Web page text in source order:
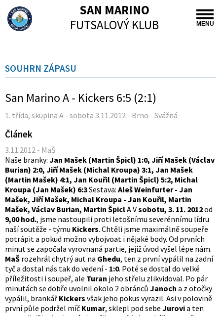
MENU
SAN MARINO
FUTSALOVÝ KLUB
SOUHRN ZÁPASU
San Marino A - Kickers 6:5 (2:1)
1. třída, skupina A - sobota 3.11.2012 - Brno - Svážná
Článek
3.11.2012 - MaŠ
Naše branky: Jan Mašek (Martin Špicl) 1:0, Jiří Mašek (Václav
Burian) 2:0, Jiří Mašek (Michal Kroupa) 3:1, Jan Mašek
(Martin Mašek) 4:1, Jan Kouřil (Martin Špicl) 5:2, Michal
Kroupa (Jan Mašek) 6:3Sestava: Aleš Weinfurter - Jan
Mašek, Jiří Mašek, Michal Kroupa - Jan Kouřil, Martin
Mašek, Václav Burian, Martin ŠpiclA Vsobotu, 3. 11. 2012od
9,00 hod., jsme nastoupili proti letošnímu severénnímu lídru
naší soutěže - týmu Kickers. Chtěli jsme maximálně soupeře
potrápit a pokud možno vybojvoat i nějaké body. Od prvních
minut se započala vyrovnaná partie, jejíž úvod vyšel lépe nám.
MaŠ rozehrál chytrý aut na Ghedu, ten z první vypálil na zadní
tyč a dostal nás tak do vedení - 1:0. Poté se dostal do velké
příležitosti i soupeř, ale Turan jeho střelu zlikvidoval. Po pár
minutách se dobře uvolnil okolo 2 obránců Janoch a z otočky
vypálil, brankář Kickers však jeho pokus vyrazil. Asi v polovině
první půle podržel míč Kumar, sklepl pod sebe Jurovia ten